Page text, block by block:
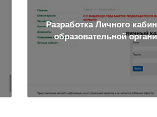
Разработка Личного
образовательной